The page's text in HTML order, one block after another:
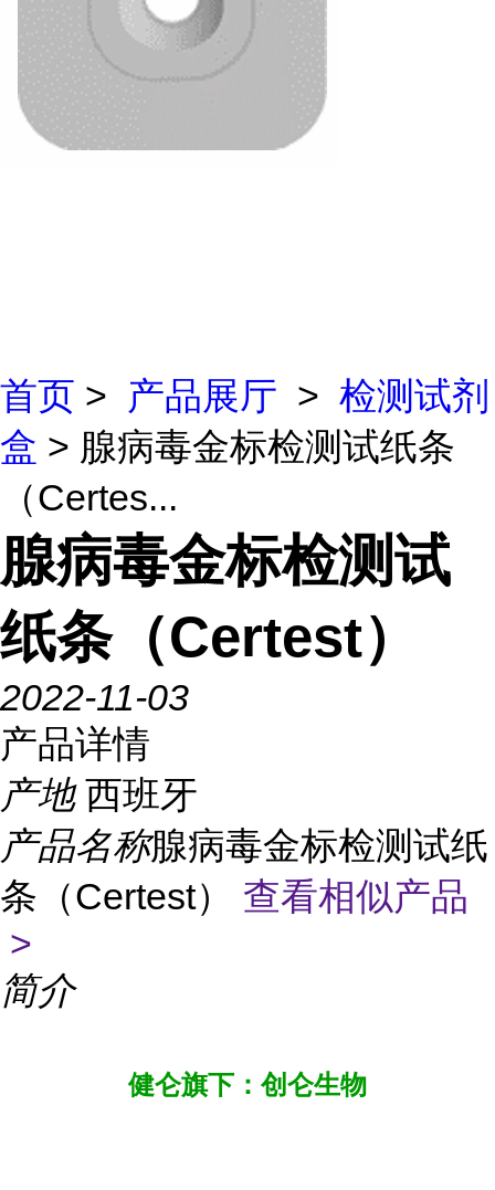
首页 > 产品展厅 > 检测试剂
盒 > 腺病毒金标检测试纸条
（Certes...
腺病毒金标检测试
纸条（Certest）
2022-11-03
产品详情
产地 西班牙
产品名称腺病毒金标检测试纸
条（Certest） 查看相似产品
>
简介
健仑旗下：创仑生物